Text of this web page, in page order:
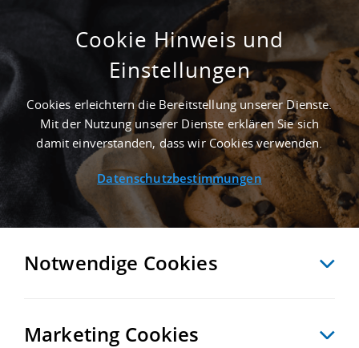
SUCHE ANPASSEN
0 Treffer anzeigen
Cookie Hinweis und
Einstellungen
Cookies erleichtern die Bereitstellung unserer Dienste.
Mit der Nutzung unserer Dienste erklären Sie sich
damit einverstanden, dass wir Cookies verwenden.
Datenschutzbestimmungen
Notwendige Cookies
Marketing Cookies